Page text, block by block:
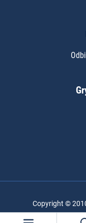
Copyright ©